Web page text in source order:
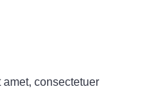
amet, consectetuer